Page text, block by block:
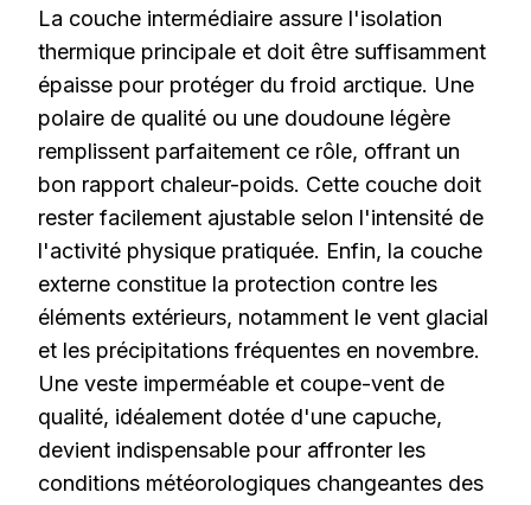
La couche intermédiaire assure l'isolation
thermique principale et doit être suffisamment
épaisse pour protéger du froid arctique. Une
polaire de qualité ou une doudoune légère
remplissent parfaitement ce rôle, offrant un
bon rapport chaleur-poids. Cette couche doit
rester facilement ajustable selon l'intensité de
l'activité physique pratiquée. Enfin, la couche
externe constitue la protection contre les
éléments extérieurs, notamment le vent glacial
et les précipitations fréquentes en novembre.
Une veste imperméable et coupe-vent de
qualité, idéalement dotée d'une capuche,
devient indispensable pour affronter les
conditions météorologiques changeantes des